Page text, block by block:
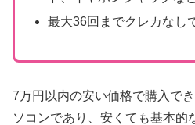
最大36回までクレカなし
7万円以内の安い価格で購入で
ソコンであり、安くても基本的